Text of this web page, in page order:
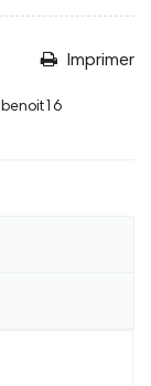
Imprimer
benoit16